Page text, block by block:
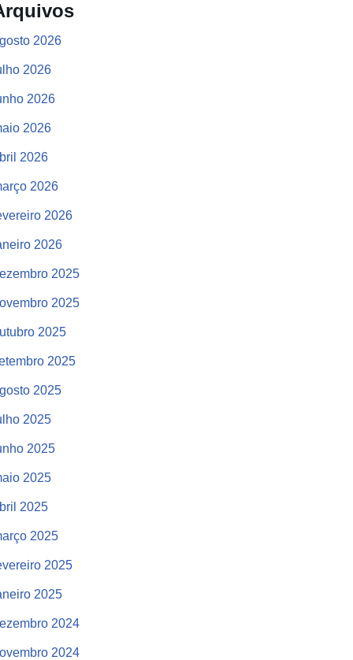
2026
2026
2026
2026
2026
2026
2026
2026
2025
2025
2025
2025
2025
2025
2025
2025
2025
2025
2025
2025
2024
2024